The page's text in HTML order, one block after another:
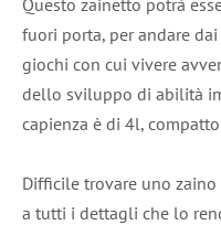
fuori porta, per andare
giochi con cui vivere
dello sviluppo di abilità
capienza è di 4l,
Difficile trovare uno
a tutti i dettagli che lo